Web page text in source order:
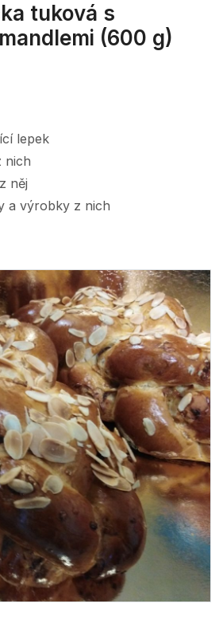
tuková s
(600 g)
lepek
nich
něj
a výrobky z nich